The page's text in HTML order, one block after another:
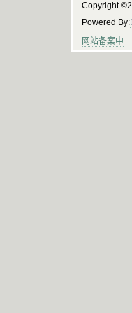
Copyright
Powered By:
网站备案中